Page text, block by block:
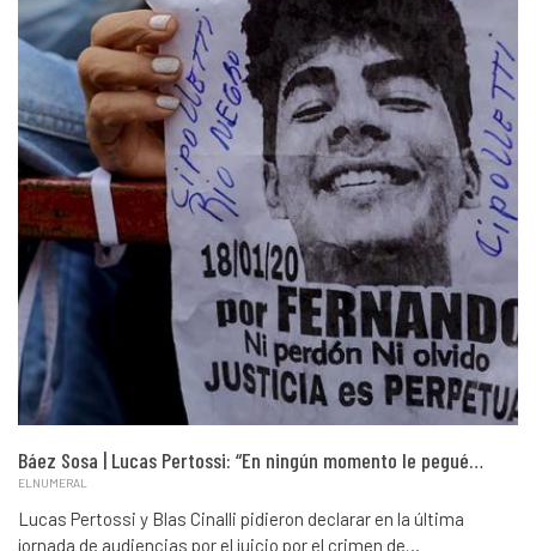
Báez Sosa | Lucas Pertossi: “En ningún momento le pegué…
ELNUMERAL
Lucas Pertossi y Blas Cinalli pidieron declarar en la última
jornada de audiencias por el juicio por el crimen de…